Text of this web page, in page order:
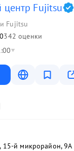
центр Fujitsu
Fujitsu
342 оценки
15-й микрорайон, 9А